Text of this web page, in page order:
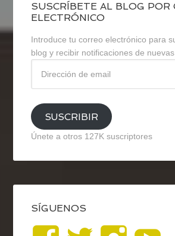
SUSCRÍBETE AL BLOG POR
ELECTRÓNICO
Introduce tu correo electrónico para
blog y recibir notificaciones de
email
SUSCRIBIR
Únete a otros 127K suscriptores
SÍGUENOS